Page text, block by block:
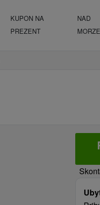
KUPON NA
PREZENT
NAD